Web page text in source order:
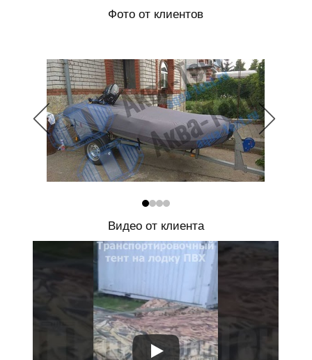
Фото от клиентов
Видео от клиента